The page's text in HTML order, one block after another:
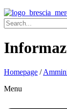
Homepage /
Menu